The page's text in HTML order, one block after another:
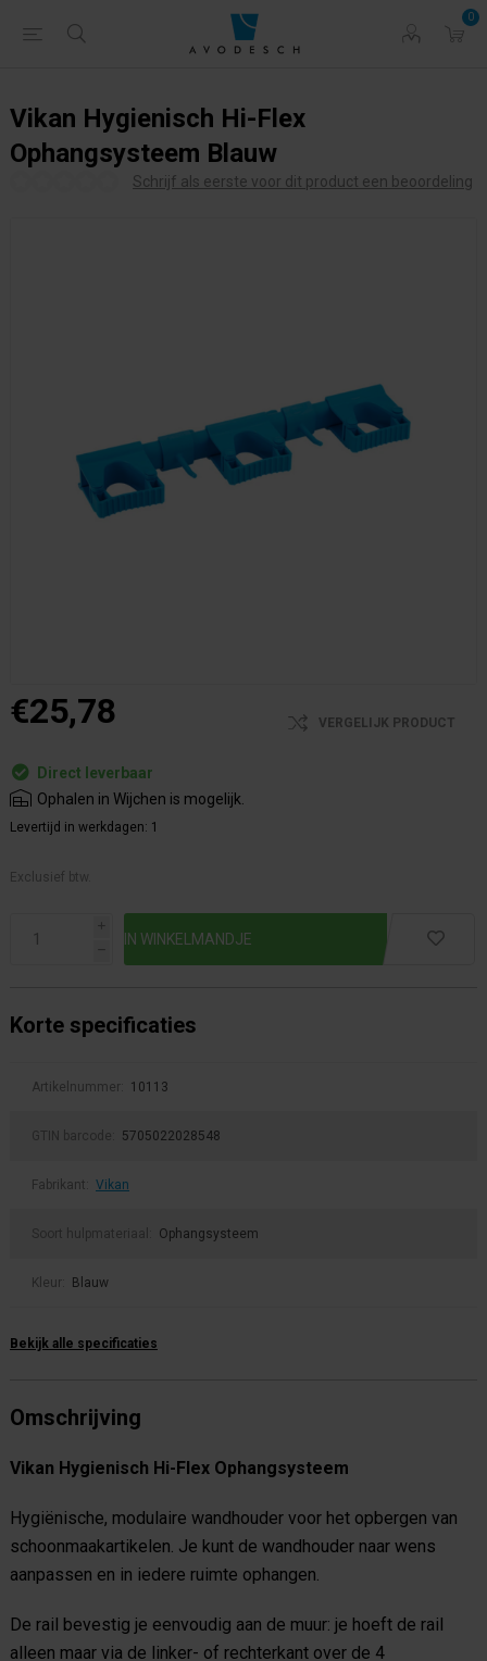
0
Vikan Hygienisch Hi-Flex
Ophangsysteem Blauw
Schrijf als eerste voor dit product een beoordeling
€25,78 VERGELIJK PRODUCT
Direct leverbaar
Ophalen in Wijchen is mogelijk.
Levertijd in werkdagen: 1
Exclusief btw.
i
h
Korte specificaties
Artikelnummer: 10113
GTIN barcode: 5705022028548
Fabrikant: Vikan
Soort hulpmateriaal: Ophangsysteem
Kleur: Blauw
Bekijk alle specificaties
Omschrijving
Vikan Hygienisch Hi-Flex Ophangsysteem
Hygiënische, modulaire wandhouder voor het opbergen van
schoonmaakartikelen. Je kunt de wandhouder naar wens
aanpassen en in iedere ruimte ophangen.
De rail bevestig je eenvoudig aan de muur: je hoeft de rail
alleen maar via de linker- of rechterkant over de 4